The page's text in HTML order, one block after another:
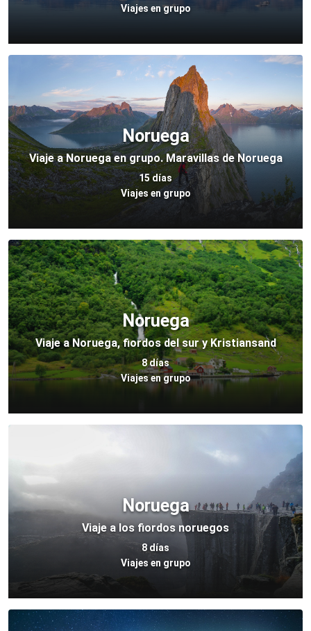
Viajes en grupo
Noruega
Viaje a Noruega en grupo. Maravillas de Noruega
15 días
Viajes en grupo
Noruega
Viaje a Noruega, fiordos del sur y Kristiansand
8 días
Viajes en grupo
Noruega
Viaje a los fiordos noruegos
8 días
Viajes en grupo